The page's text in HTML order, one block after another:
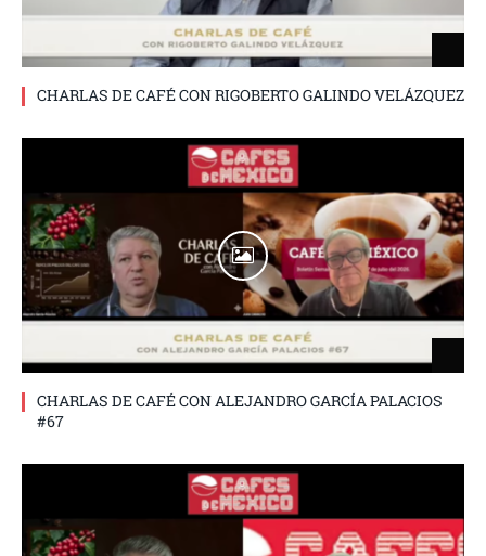
CHARLAS DE CAFÉ CON RIGOBERTO GALINDO VELÁZQUEZ
CHARLAS DE CAFÉ CON ALEJANDRO GARCÍA PALACIOS
#67